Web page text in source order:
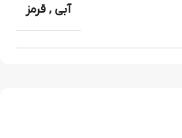
آبی , قرمز